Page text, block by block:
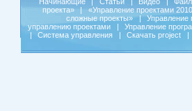
проекта»
| «Управление проектами
сложные проекты»
| Управление
управлению проектами
| Управление
|
Система управления | Скачать project |